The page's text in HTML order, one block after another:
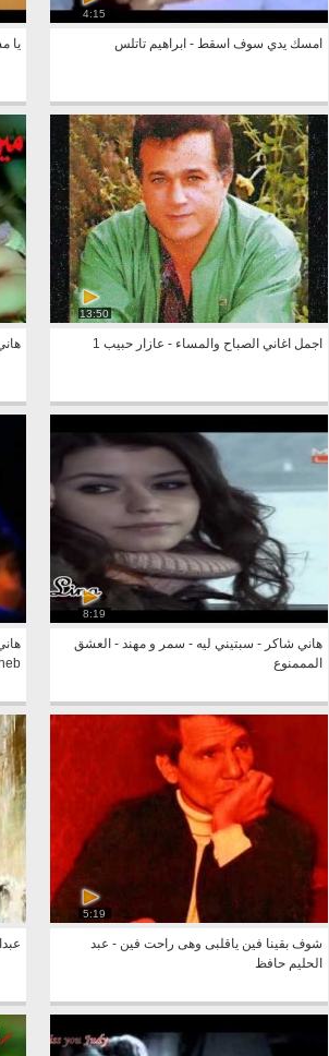
4:15
امسك يدي سوف اسقط - ابراهيم تاتلس يا
13:50
اجمل اغاني الصباح والمساء - عازار حبيب 1
8:19
هاني شاكر - سبتيني ليه - سمر و مهند - العشق
المممنوع
5:19
شوف بقينا فين ياقلبى وهى راحت فين - عبد
الحليم حافظ